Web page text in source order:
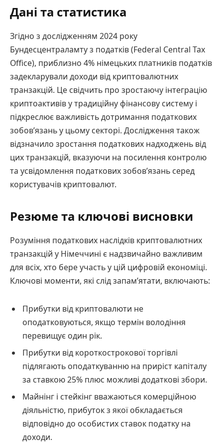
Дані та статистика
Згідно з дослідженням 2024 року
Бундесцентраламту з податків (Federal Central Tax
Office), приблизно 4% німецьких платників податків
задекларували доходи від криптовалютних
транзакцій. Це свідчить про зростаючу інтеграцію
криптоактивів у традиційну фінансову систему і
підкреслює важливість дотримання податкових
зобов’язань у цьому секторі. Дослідження також
відзначило зростання податкових надходжень від
цих транзакцій, вказуючи на посилення контролю
та усвідомлення податкових зобов’язань серед
користувачів криптовалют.
Резюме та ключові висновки
Розуміння податкових наслідків криптовалютних
транзакцій у Німеччині є надзвичайно важливим
для всіх, хто бере участь у цій цифровій економіці.
Ключові моменти, які слід запам’ятати, включають:
Прибутки від криптовалюти не
оподатковуються, якщо термін володіння
перевищує один рік.
Прибутки від короткострокової торгівлі
підлягають оподаткуванню на приріст капіталу
за ставкою 25% плюс можливі додаткові збори.
Майнінг і стейкінг вважаються комерційною
діяльністю, прибуток з якої обкладається
відповідно до особистих ставок податку на
доходи.